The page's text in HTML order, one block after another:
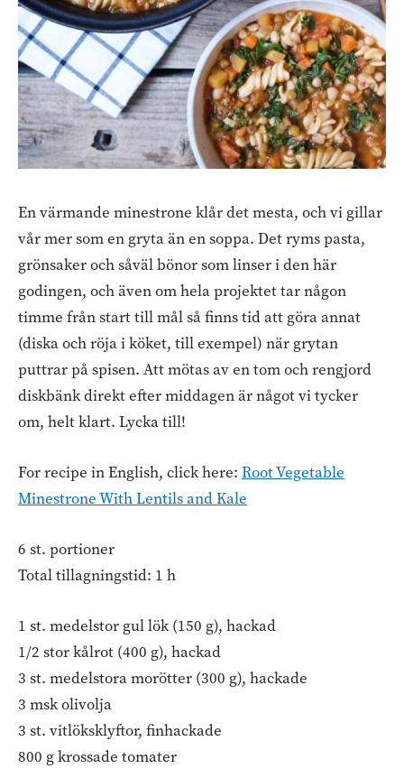
En värmande minestrone klår det mesta, och vi gillar
vår mer som en gryta än en soppa. Det ryms pasta,
grönsaker och såväl bönor som linser i den här
godingen, och även om hela projektet tar någon
timme från start till mål så finns tid att göra annat
(diska och röja i köket, till exempel) när grytan
puttrar på spisen. Att mötas av en tom och rengjord
diskbänk direkt efter middagen är något vi tycker
om, helt klart. Lycka till!
For recipe in English, click here: Root Vegetable
Minestrone With Lentils and Kale
6 st. portioner
Total tillagningstid: 1 h
1 st. medelstor gul lök (150 g), hackad
1/2 stor kålrot (400 g), hackad
3 st. medelstora morötter (300 g), hackade
3 msk olivolja
3 st. vitlöksklyftor, finhackade
800 g krossade tomater